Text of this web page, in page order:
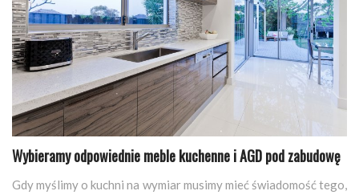
Wybieramy odpowiednie meble kuchenne i AGD pod zabudowę
Gdy myślimy o kuchni na wymiar musimy mieć świadomość tego,